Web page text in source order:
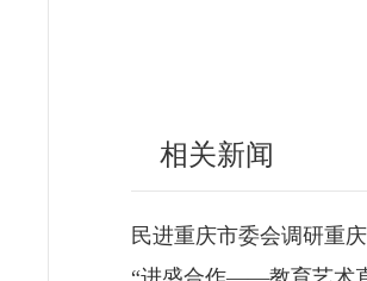
相关新闻
民进重庆市委会调研重